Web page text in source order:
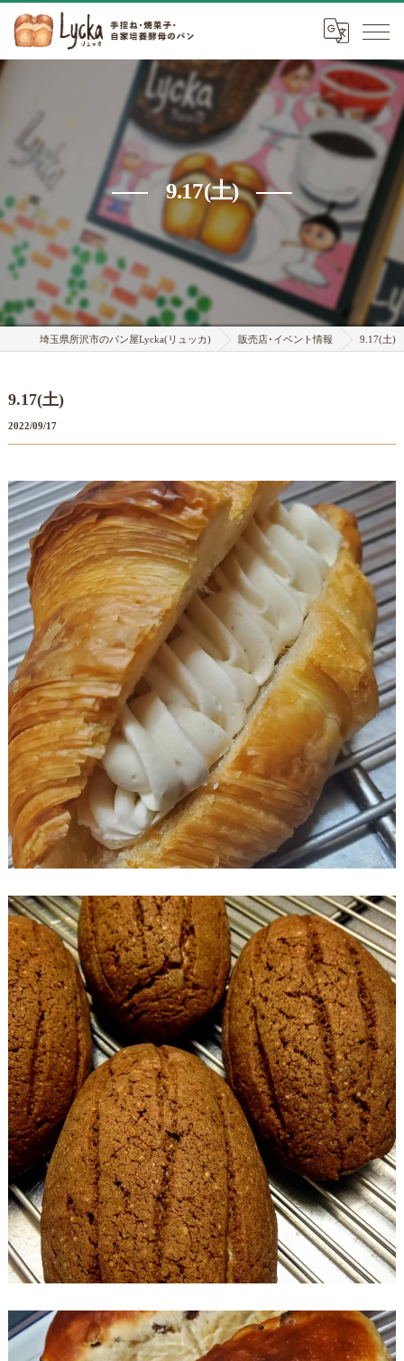
9.17(土)
埼玉県所沢市のパン屋Lycka(リュッカ) 販売店･イベント情報 9.17(土)
9.17(土)
2022/09/17